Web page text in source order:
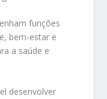
funções
bem-estar e
a saúde e
desenvolver